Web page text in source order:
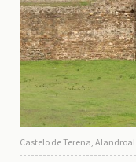
Castelo de Terena, Alandroal